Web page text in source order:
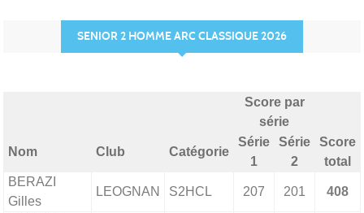
SENIOR 2 HOMME ARC CLASSIQUE 2026
Score par
série
Nom Club Catégorie
Série
1
Série
2
Score
total
BERAZI
Gilles
LEOGNAN S2HCL 207 201 408